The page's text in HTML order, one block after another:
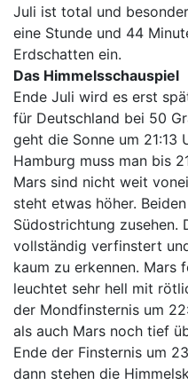
Juli ist total und
eine Stunde und 44
Erdschatten ein.
Das Himmelsschauspiel
Ende Juli wird es erst
für Deutschland bei 50
geht die Sonne um 21:13
Hamburg muss man bis
Mars sind nicht weit
steht etwas höher.
Südostrichtung zusehen.
vollständig verfinstert
kaum zu erkennen. Mars
leuchtet sehr hell mit
der Mondfinsternis um
als auch Mars noch tief
Ende der Finsternis um
dann stehen die